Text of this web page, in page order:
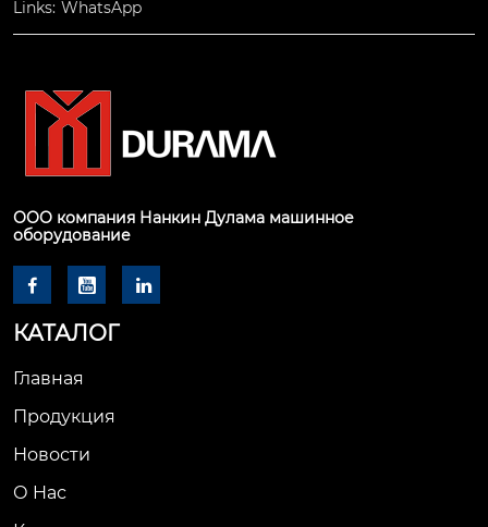
Links: WhatsApp
ООО компания Нанкин Дулама машинное
оборудование
  
КАТАЛОГ
Главная
Продукция
Новости
О Hас